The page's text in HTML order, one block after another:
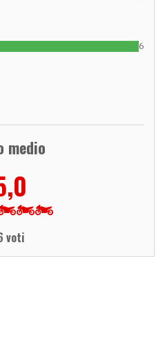
6
medio
voti